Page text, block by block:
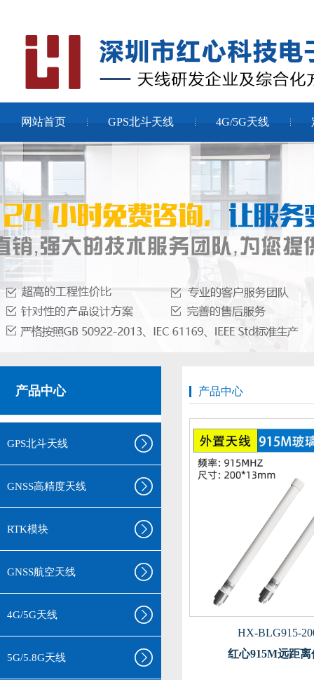
网站首页 GPS北斗天线 4G/5G天线
产品中心
GPS北斗天线
GNSS高精度天线
RTK模块
GNSS航空天线
4G/5G天线
5G/5.8G天线
产品中心
HX-BLG915-
红心915M远距